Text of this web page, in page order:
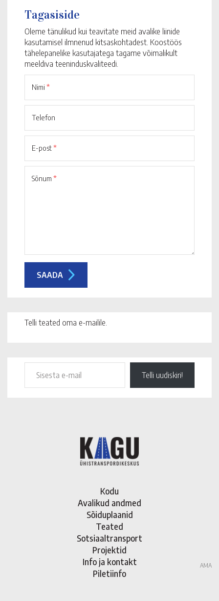
Tagasiside
Oleme tänulikud kui teavitate meid avalike liinide
kasutamisel ilmnenud kitsaskohtadest. Koostöös
tähelepanelike kasutajatega tagame võimalikult
meeldiva teeninduskvaliteedi.
Nimi *
Telefon
E-post*
Sõnum *
Telli teated oma e-mailile.
Telli uudiskiri!
Kodu
Avalikud andmed
Sõiduplaanid
Teated
Sotsiaaltransport
Projektid
Info ja kontakt
Piletiinfo
AMA